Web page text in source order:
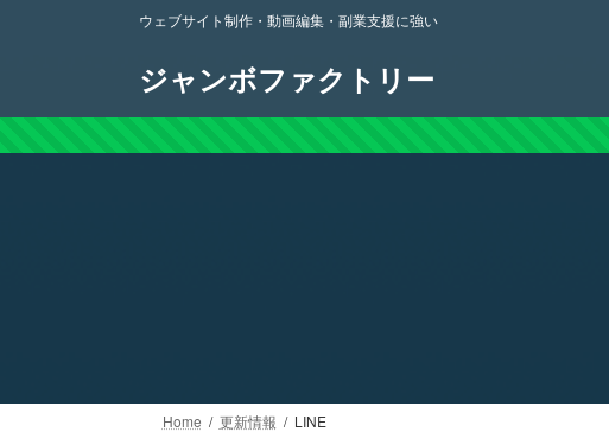
ツ
へ
シ
ョ
ウェブサイト制作・動画編集・副業支援に強い
ジャンボファクトリー
Home 更新情報 LINE